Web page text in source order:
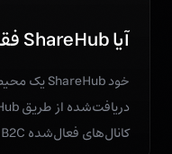
آیا ShareHub فقط B2B است؟
کانال‌های فعال‌شده B2C یا B2B آژانس فروخته شوند.